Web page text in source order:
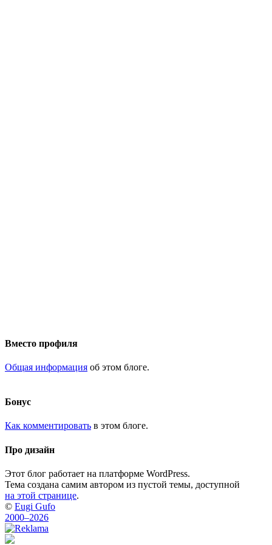
Вместо профиля
Общая информация об этом блоге.
Бонус
Как комментировать в этом блоге.
Про дизайн
Этот блог работает на платформе WordPress.
Тема создана самим автором из пустой темы, доступной
на этой странице.
© Eugi Gufo
2000–2026